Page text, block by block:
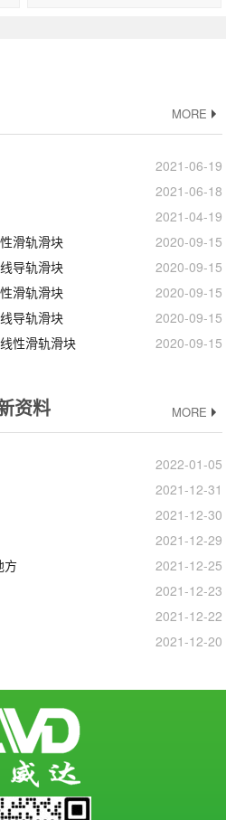
MORE
2021-06-19
2021-06-18
2021-04-19
滑轨滑块
2020-09-15
导轨滑块
2020-09-15
滑轨滑块
2020-09-15
导轨滑块
2020-09-15
性滑轨滑块
2020-09-15
资料 MORE
2022-01-05
2021-12-31
2021-12-30
2021-12-29
方
2021-12-25
2021-12-23
2021-12-22
2021-12-20